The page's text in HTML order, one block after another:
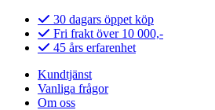
30 dagars öppet köp
Fri frakt över 10 000,-
45 års erfarenhet
Kundtjänst
Vanliga frågor
Om oss